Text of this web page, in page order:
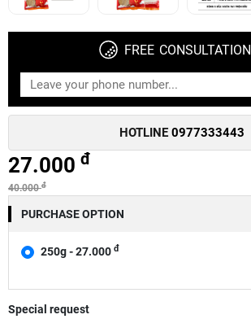
FREE CONSULTATION
HOTLINE 0977333443
27.000 đ
40.000đ
PURCHASE OPTION
250g - 27.000 đ
Special request